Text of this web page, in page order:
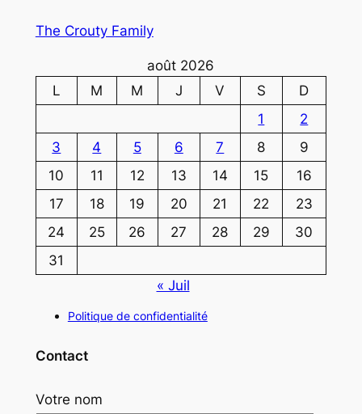
The Crouty Family
août 2026
L
M M J V S
D
1
2
3
4 5 6 7 8
9
10
11 12 13 14 15
16
17
18 19 20 21 22
23
24
25 26 27 28 29
30
31
« Juil
Politique de confidentialité
Contact
Votre nom